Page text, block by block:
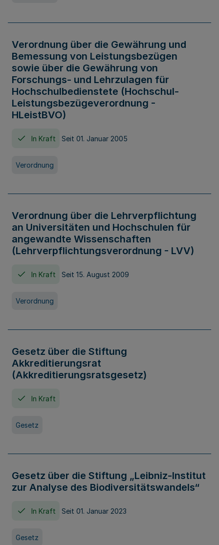
Verordnung über die Gewährung und
Bemessung von Leistungsbezügen
sowie über die Gewährung von
Forschungs- und Lehrzulagen für
Hochschulbedienstete (Hochschul-
Leistungsbezügeverordnung -
HLeistBVO)
In Kraft Seit 01. Januar 2005
Verordnung
Verordnung über die Lehrverpflichtung
an Universitäten und Hochschulen für
angewandte Wissenschaften
(Lehrverpflichtungsverordnung - LVV)
In Kraft Seit 15. August 2009
Verordnung
Gesetz über die Stiftung
Akkreditierungsrat
(Akkreditierungsratsgesetz)
In Kraft
Gesetz
Gesetz über die Stiftung „Leibniz-Institut
zur Analyse des Biodiversitätswandels“
In Kraft Seit 01. Januar 2023
Gesetz